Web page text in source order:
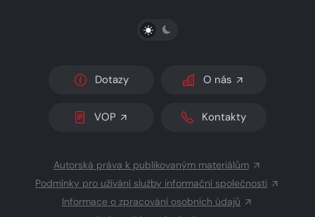
PŘEPNOUT SVĚTLÝ/TMAVÝ REŽIM
Dotazy O nás
VOP Kontakty
Autorská práva k publikovaným materiálům
Podmínky pro užívání služby informační společnosti
Informace o zpracování osobních údajů